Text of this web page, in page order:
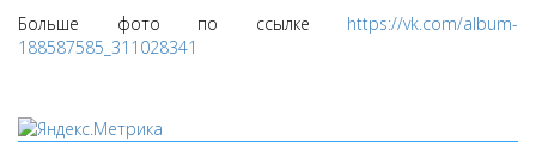
Больше фото по ссылке https://vk.com/album-
188587585_311028341